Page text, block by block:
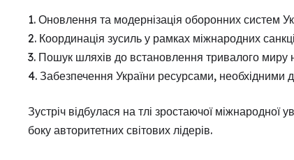
1. Оновлення та модернізація оборонних систем
2. Координація зусиль у рамках міжнародних
3. Пошук шляхів до встановлення тривалого миру
4. Забезпечення України ресурсами, необхідними
Зустріч відбулася на тлі зростаючої міжнародної
боку авторитетних світових лідерів.